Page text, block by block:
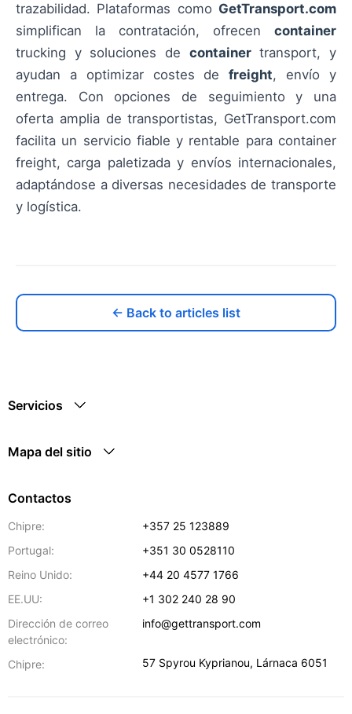
trazabilidad. Plataformas como GetTransport.com
simplifican la contratación, ofrecen container
trucking y soluciones de containertransport, y
ayudan a optimizar costes defreight, envío y
entrega. Con opciones de seguimiento y una
oferta amplia de transportistas, GetTransport.com
facilita un servicio fiable y rentable para container
freight, carga paletizada y envíos internacionales,
adaptándose a diversas necesidades de transporte
y logística.
← Back to articles list
Servicios
Mapa del sitio
Contactos
Chipre:
+357 25 123889
Portugal:
+351 30 0528110
Reino Unido:
+44 20 4577 1766
EE.UU:
+1 302 240 28 90
Dirección de correo
electrónico:
info@gettransport.com
Chipre: 57 Spyrou Kyprianou, Lárnaca 6051